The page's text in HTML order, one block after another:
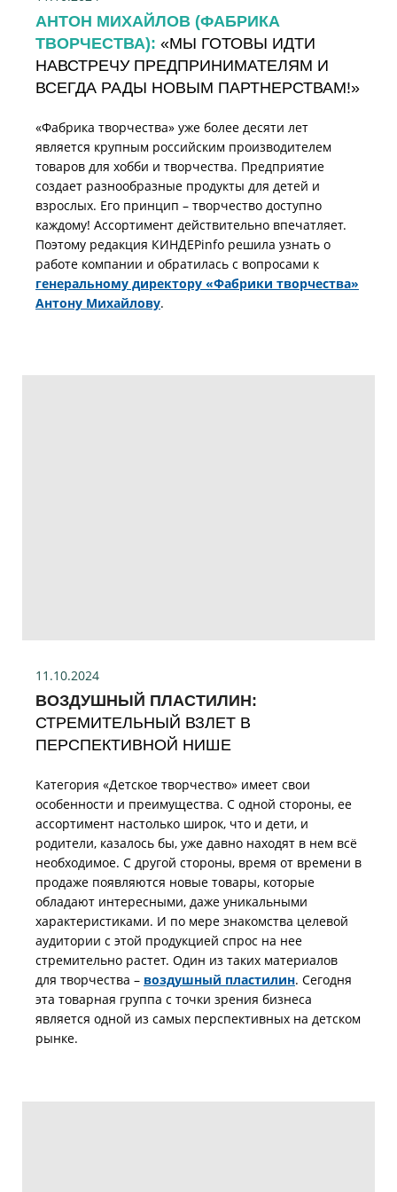
АНТОН МИХАЙЛОВ (ФАБРИКА
ТВОРЧЕСТВА): «МЫ ГОТОВЫ ИДТИ
НАВСТРЕЧУ ПРЕДПРИНИМАТЕЛЯМ И
ВСЕГДА РАДЫ НОВЫМ ПАРТНЕРСТВАМ!»
«Фабрика творчества» уже более десяти лет
является крупным российским производителем
товаров для хобби и творчества. Предприятие
создает разнообразные продукты для детей и
взрослых. Его принцип – творчество доступно
каждому! Ассортимент действительно впечатляет.
Поэтому редакция КИНДЕРinfo решила узнать о
работе компании и обратилась с вопросами к
генеральному директору «Фабрики творчества»
Антону Михайлову.
11.10.2024
ВОЗДУШНЫЙ ПЛАСТИЛИН:
СТРЕМИТЕЛЬНЫЙ ВЗЛЕТ В
ПЕРСПЕКТИВНОЙ НИШЕ
Категория «Детское творчество» имеет свои
особенности и преимущества. С одной стороны, ее
ассортимент настолько широк, что и дети, и
родители, казалось бы, уже давно находят в нем всё
необходимое. С другой стороны, время от времени в
продаже появляются новые товары, которые
обладают интересными, даже уникальными
характеристиками. И по мере знакомства целевой
аудитории с этой продукцией спрос на нее
стремительно растет. Один из таких материалов
для творчества – воздушный пластилин. Сегодня
эта товарная группа с точки зрения бизнеса
является одной из самых перспективных на детском
рынке.